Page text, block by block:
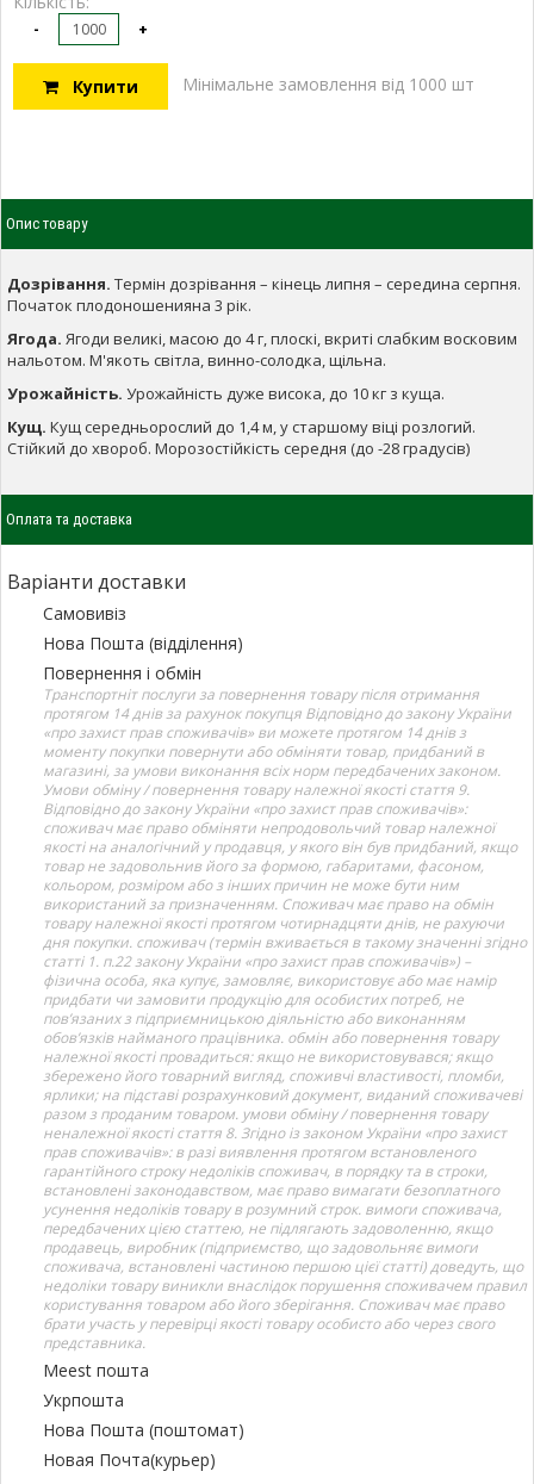
- +
Купити Мінімальне замовлення від 1000 шт
Опис товару
Дозрівання. Термін дозрівання – кінець липня – середина серпня.
Початок плодоношенияна 3 рік.
Ягода. Ягоди великі, масою до 4 г, плоскі, вкриті слабким восковим
нальотом. М'якоть світла, винно-солодка, щільна.
Урожайність. Урожайність дуже висока, до 10 кг з куща.
Кущ. Кущ середньорослий до 1,4 м, у старшому віці розлогий.
Стійкий до хвороб. Морозостійкість середня (до -28 градусів)
Оплата та доставка
Варіанти доставки
Самовивіз
Нова Пошта (відділення)
Повернення і обмін
Транспортніт послуги за повернення товару після отримання
протягом 14 днів за рахунок покупця Відповідно до закону України
«про захист прав споживачів» ви можете протягом 14 днів з
моменту покупки повернути або обміняти товар, придбаний в
магазині, за умови виконання всіх норм передбачених законом.
Умови обміну / повернення товару належної якості стаття 9.
Відповідно до закону України «про захист прав споживачів»:
споживач має право обміняти непродовольчий товар належної
якості на аналогічний у продавця, у якого він був придбаний, якщо
товар не задовольнив його за формою, габаритами, фасоном,
кольором, розміром або з інших причин не може бути ним
використаний за призначенням. Споживач має право на обмін
товару належної якості протягом чотирнадцяти днів, не рахуючи
дня покупки. споживач (термін вживається в такому значенні згідно
статті 1. п.22 закону України «про захист прав споживачів») –
фізична особа, яка купує, замовляє, використовує або має намір
придбати чи замовити продукцію для особистих потреб, не
пов’язаних з підприємницькою діяльністю або виконанням
обов’язків найманого працівника. обмін або повернення товару
належної якості провадиться: якщо не використовувався; якщо
збережено його товарний вигляд, споживчі властивості, пломби,
ярлики; на підставі розрахунковий документ, виданий споживачеві
разом з проданим товаром. умови обміну / повернення товару
неналежної якості стаття 8. Згідно із законом України «про захист
прав споживачів»: в разі виявлення протягом встановленого
гарантійного строку недоліків споживач, в порядку та в строки,
встановлені законодавством, має право вимагати безоплатного
усунення недоліків товару в розумний строк. вимоги споживача,
передбачених цією статтею, не підлягають задоволенню, якщо
продавець, виробник (підприємство, що задовольняє вимоги
споживача, встановлені частиною першою цієї статті) доведуть, що
недоліки товару виникли внаслідок порушення споживачем правил
користування товаром або його зберігання. Споживач має право
брати участь у перевірці якості товару особисто або через свого
представника.
Meest пошта
Укрпошта
Нова Пошта (поштомат)
Новая Почта(курьер)